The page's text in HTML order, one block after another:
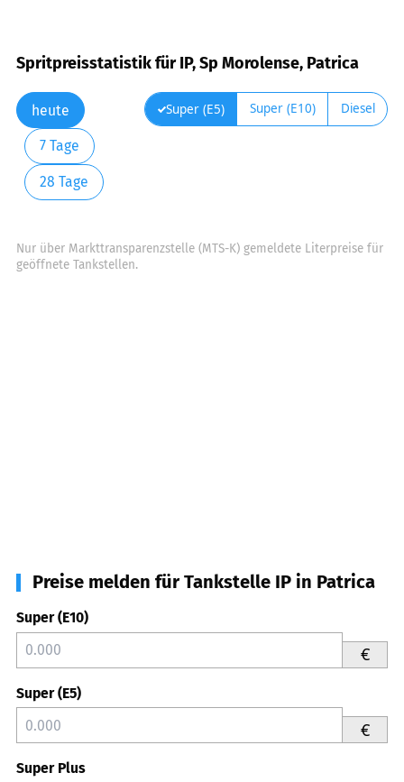
Spritpreisstatistik für IP, Sp Morolense, Patrica
heute
7 Tage
28 Tage
Super (E5) Super (E10) Diesel
Nur über Markttransparenzstelle (MTS-K) gemeldete Literpreise für
geöffnete Tankstellen.
Preise melden für Tankstelle IP in Patrica
Super (E10)
€
Super (E5)
€
Super Plus